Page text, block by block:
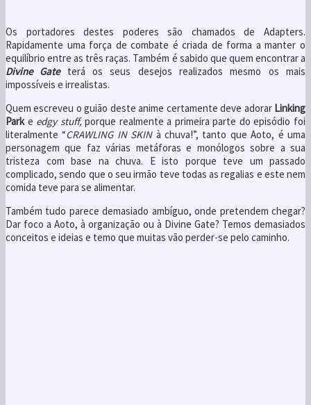
Os portadores destes poderes são chamados de Adapters.
Rapidamente uma força de combate é criada de forma a manter o
equilíbrio entre as três raças. Também é sabido que quem encontrar a
Divine Gateterá os seus desejos realizados mesmo os mais
impossíveis e irrealistas.
Quem escreveu o guião deste anime certamente deve adorar Linking
Parke edgy stuff,porque realmente a primeira parte do episódio foi
literalmente “CRAWLING IN SKINà chuva!”, tanto que Aoto, é uma
personagem que faz várias metáforas e monólogos sobre a sua
tristeza com base na chuva. E isto porque teve um passado
complicado, sendo que o seu irmão teve todas as regalias e este nem
comida teve para se alimentar.
Também tudo parece demasiado ambíguo, onde pretendem chegar?
Dar foco a Aoto, à organização ou à Divine Gate? Temos demasiados
conceitos e ideias e temo que muitas vão perder-se pelo caminho.